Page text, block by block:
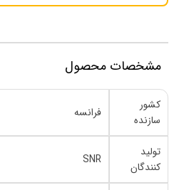
مشخصات محصول
کشور
سازنده
فرانسه
تولید
کنندگان
SNR